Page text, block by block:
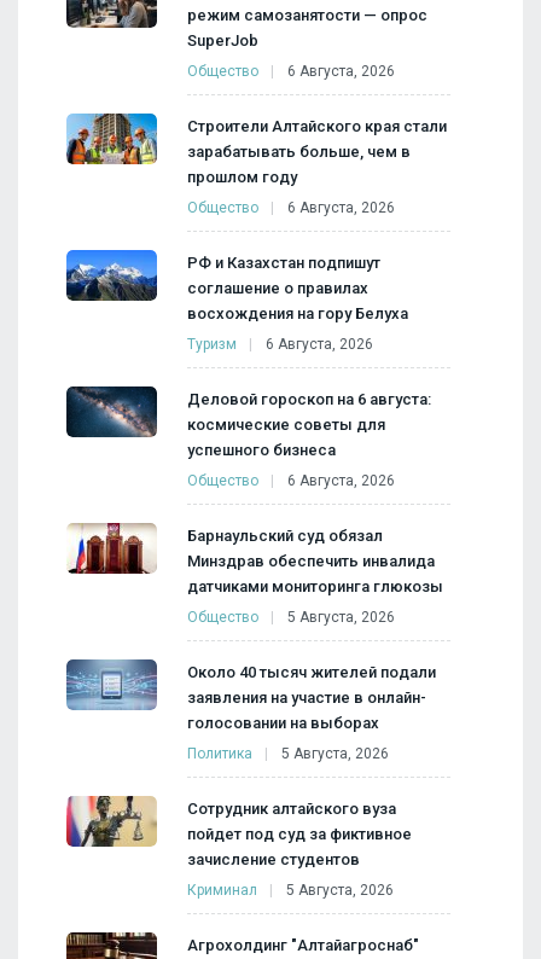
режим самозанятости — опрос
SuperJob
Общество 6 Августа, 2026
Строители Алтайского края стали
зарабатывать больше, чем в
прошлом году
Общество 6 Августа, 2026
РФ и Казахстан подпишут
соглашение о правилах
восхождения на гору Белуха
Туризм 6 Августа, 2026
Деловой гороскоп на 6 августа:
космические советы для
успешного бизнеса
Общество 6 Августа, 2026
Барнаульский суд обязал
Минздрав обеспечить инвалида
датчиками мониторинга глюкозы
Общество 5 Августа, 2026
Около 40 тысяч жителей подали
заявления на участие в онлайн-
голосовании на выборах
Политика 5 Августа, 2026
Сотрудник алтайского вуза
пойдет под суд за фиктивное
зачисление студентов
Криминал 5 Августа, 2026
Агрохолдинг "Алтайагроснаб"